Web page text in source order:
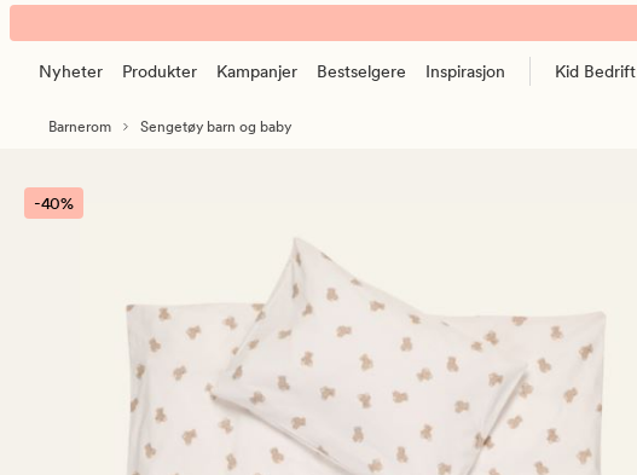
Teddy
sengesett
multi
banner.
Klikk
pause.
Nyheter Produkter Kampanjer Bestselgere Inspirasjon Kid Bedrift
Barnerom Sengetøy barn og baby
-40%